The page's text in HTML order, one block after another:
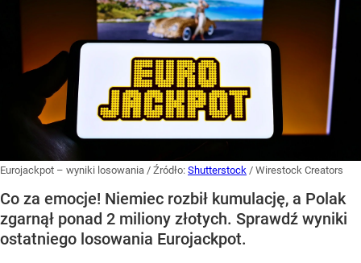
Eurojackpot – wyniki losowania / Źródło: Shutterstock / Wirestock Creators
Co za emocje! Niemiec rozbił kumulację, a Polak
zgarnął ponad 2 miliony złotych. Sprawdź wyniki
ostatniego losowania Eurojackpot.